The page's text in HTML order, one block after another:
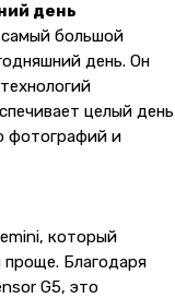
день
большой
день. Он
целый день
фотографий и
который
Благодаря
G5, это